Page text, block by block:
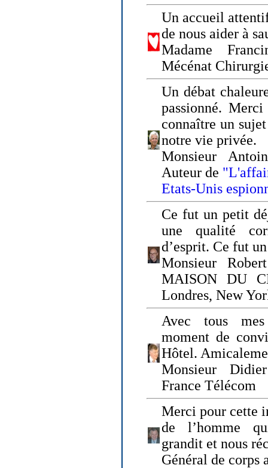
Un accueil
de nous aider à
Madame
Mécénat
Un débat
passionné.
connaître un
notre vie privée.
Monsieur
Auteur de
Etats-Unis
Ce fut un petit
une qualité
d’esprit. Ce fut
Monsieur
MAISON DU
Londres, New
Avec tous
moment de
Hôtel.
Monsieur
France Télécom
Merci pour cette
de l’homme
grandit et nous
Général de corps